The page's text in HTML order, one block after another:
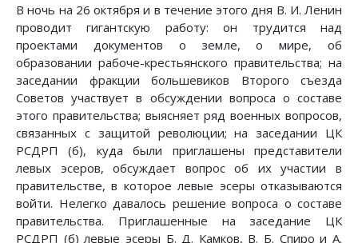
В ночь на 26 октября и в течение этого дня В. И. Ленин
проводит гигантскую работу: он трудится над
проектами документов о земле, о мире, об
образовании рабоче-крестьянского правительства; на
заседании фракции большевиков Второго съезда
Советов участвует в обсуждении вопроса о составе
этого правительства; выясняет ряд военных вопросов,
связанных с защитой революции; на заседании ЦК
РСДРП (б), куда были приглашены представители
левых эсеров, обсуждает вопрос об их участии в
правительстве, в которое левые эсеры отказываются
войти. Нелегко давалось решение вопроса о составе
правительства. Приглашенные на заседание ЦК
РСДРП (б) левые эсеры Б. Д. Камков, В. Б. Спиро и А.